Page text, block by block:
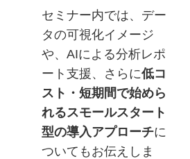
セミナー内では、デー
タの可視化イメージ
や、AIによる分析レポ
ート支援、さらに低コ
スト・短期間で始めら
れるスモールスタート
型の導入アプローチに
ついてもお伝えしま